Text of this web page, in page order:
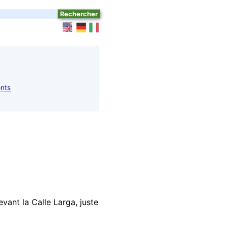
la Calle Larga, juste